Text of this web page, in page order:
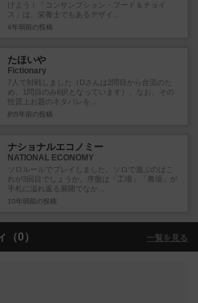
げよう！「コンサンプション・フード＆チョイ
ス」は、栄養士でもあるデザイ...
4年弱前 の投稿
たほいや
Fictionary
7人で対戦しました（Dさんは2問目から合流のた
め、1問目のみ6択となっています）。なお、その
性質上お題のネタバレを...
約5年前 の投稿
ナショナルエコノミー
NATIONAL ECONOMY
ソロルールでプレイしました。ソロで遊ぶのはこ
れが3回目でしょうか。序盤は「工場」「農場」が
手札に溢れ返る展開でなか...
10年弱前 の投稿
（0） 一覧を見る